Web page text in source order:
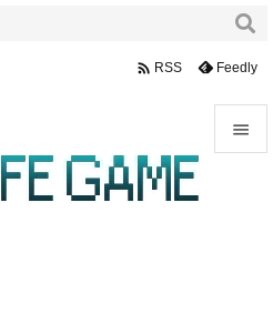

 RSS Feedly